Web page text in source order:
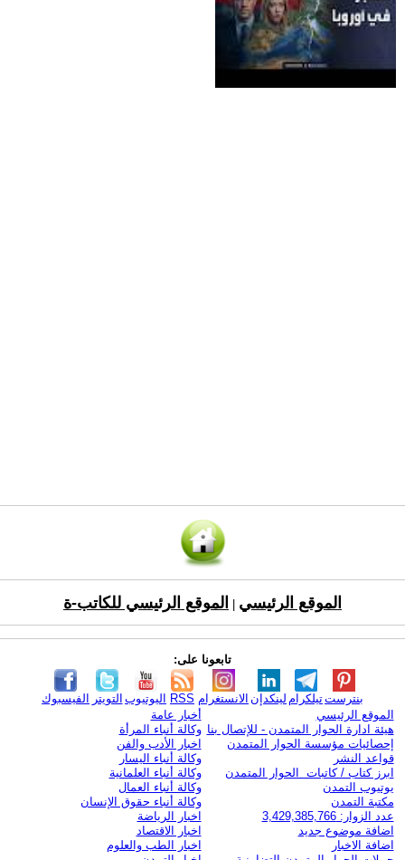
الموقع الرئيسي الموقع الرئيسي للكاتب-ة
تابعونا على:
الفيسبوك التويتر اليوتيوب RSS الانستغرام لينكدإن تيلكرامبنترست
الموقع الرئيسي
هيئة ادارة الحوار المتمدن - للإتصال بنا
إحصائيات مؤسسة الحوار المتمدن
قواعد النشر
ابرز كتاب / كاتبات الحوار المتمدن
يوتيوب التمدن
مكتبة التمدن
عدد الزوار: 3,429,385,766
اضافة موضوع جديد
اضافة الاخبار
أخبار عامة
وكالة أنباء المرأة
اخبار الأدب والفن
وكالة أنباء اليسار
وكالة أنباء العلمانية
وكالة أنباء العمال
وكالة أنباء حقوق الإنسان
اخبار الرياضة
اخبار الاقتصاد
اخبار الطب والعلوم